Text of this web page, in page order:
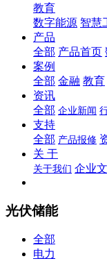
教育
数字能源 智慧
产品
全部 产品首页
案例
全部 金融 教育
资讯
全部 企业新闻
支持
全部 产品报修
关 于
关于我们 企业
光伏储能
全部
电力